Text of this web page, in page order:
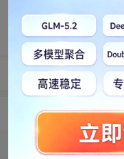
转发到动态 举